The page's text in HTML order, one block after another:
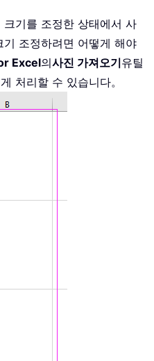
기를 조정한 상태에서 사
조정하려면 어떻게 해야
Excel의사진 가져오기유틸
처리할 수 있습니다。